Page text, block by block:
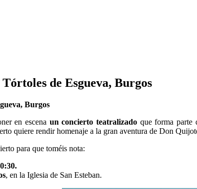
de Esgueva, Burgos
Burgos
en escena un concierto teatralizadoque forma parte
quiere rendir homenaje a la gran aventura de Don
para que toméis nota:
, en la Iglesia de San Esteban.